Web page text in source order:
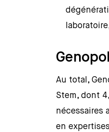
Au total,
Stem, dont
nécessaires
en